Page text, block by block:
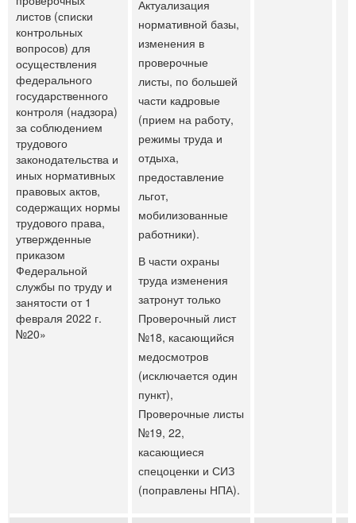
листов (списки
контрольных
вопросов) для
осуществления
федерального
государственного
контроля (надзора)
за соблюдением
трудового
законодательства и
иных нормативных
правовых актов,
содержащих нормы
трудового права,
утвержденные
приказом
Федеральной
службы по труду и
занятости от 1
февраля 2022 г.
№20»
Актуализация
нормативной базы,
изменения в
проверочные
листы, по большей
части кадровые
(прием на работу,
режимы труда и
отдыха,
предоставление
льгот,
мобилизованные
работники).
В части охраны
труда изменения
затронут только
Проверочный лист
№18, касающийся
медосмотров
(исключается один
пункт),
Проверочные листы
№19, 22,
касающиеся
спецоценки и СИЗ
(поправлены НПА).